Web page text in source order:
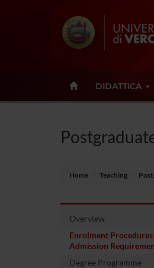
DIDATTICA
Home Teaching
Overview
Enrolment Procedures
Admission
Degree Programme